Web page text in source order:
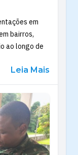
em
bairros,
ao longo de
Leia Mais